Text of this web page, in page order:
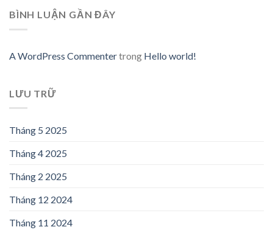
BÌNH LUẬN GẦN ĐÂY
A WordPress Commentertrong Hello world!
LƯU TRỮ
Tháng 5 2025
Tháng 4 2025
Tháng 2 2025
Tháng 12 2024
Tháng 11 2024